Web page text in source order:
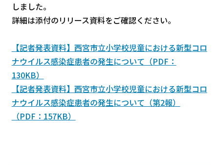
しました。
詳細は添付のリリース資料をご確認ください。
【記者発表資料】西宮市立小学校児童における新型コロ
ナウイルス感染症患者の発生について（PDF：
130KB）
【記者発表資料】西宮市立小学校児童における新型コロ
ナウイルス感染症患者の発生について（第2報）
（PDF：157KB）